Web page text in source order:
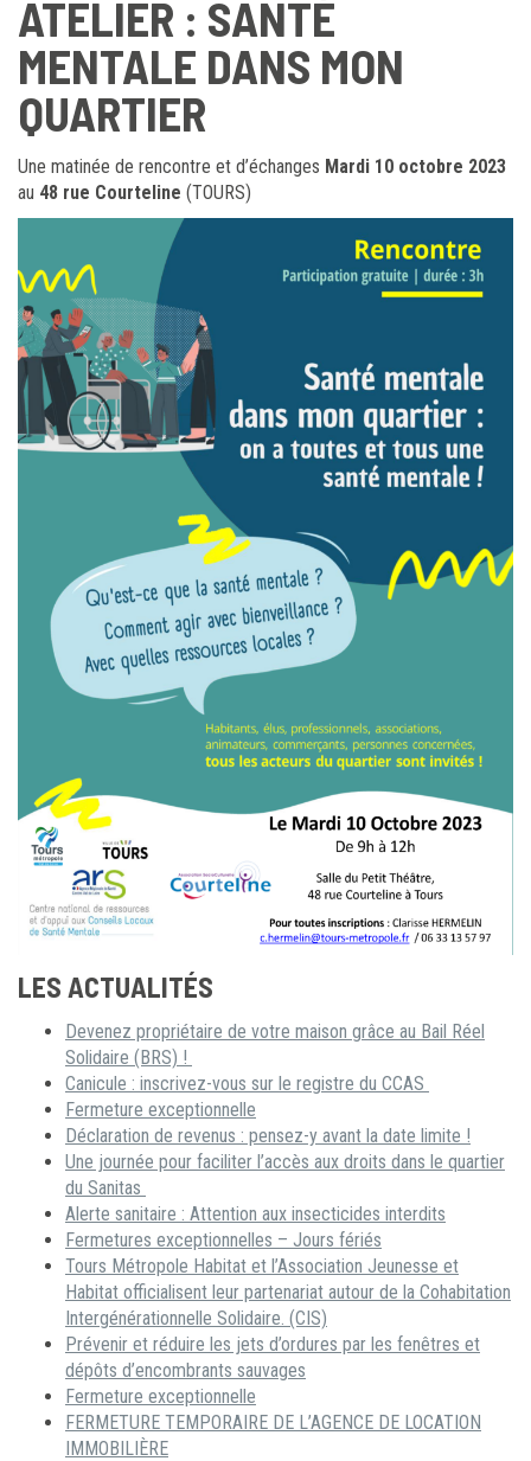
ATELIER : SANTÉ
MENTALE DANS MON
QUARTIER
Une matinée de rencontre et d’échanges Mardi 10 octobre 2023
au 48 rue Courteline (TOURS)
LES ACTUALITÉS
Devenez propriétaire de votre maison grâce au Bail Réel
Solidaire (BRS) !
Canicule : inscrivez-vous sur le registre du CCAS
Fermeture exceptionnelle
Déclaration de revenus : pensez-y avant la date limite !
Une journée pour faciliter l’accès aux droits dans le quartier
du Sanitas
Alerte sanitaire : Attention aux insecticides interdits
Fermetures exceptionnelles – Jours fériés
Tours Métropole Habitat et l’Association Jeunesse et
Habitat officialisent leur partenariat autour de la Cohabitation
Intergénérationnelle Solidaire. (CIS)
Prévenir et réduire les jets d’ordures par les fenêtres et
dépôts d’encombrants sauvages
Fermeture exceptionnelle
FERMETURE TEMPORAIRE DE L’AGENCE DE LOCATION
IMMOBILIÈRE